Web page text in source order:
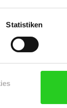
Statistiken